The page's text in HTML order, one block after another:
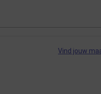
Vind jouw